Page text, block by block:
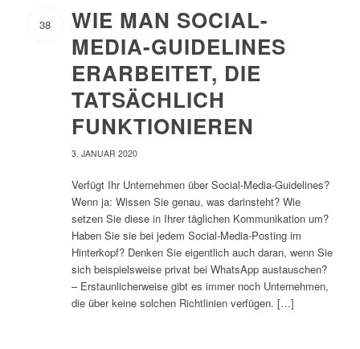
38
WIE MAN SOCIAL-
MEDIA-GUIDELINES
ERARBEITET, DIE
TATSÄCHLICH
FUNKTIONIEREN
3. JANUAR 2020
Verfügt Ihr Unternehmen über Social-Media-Guidelines?
Wenn ja: Wissen Sie genau, was darinsteht? Wie
setzen Sie diese in Ihrer täglichen Kommunikation um?
Haben Sie sie bei jedem Social-Media-Posting im
Hinterkopf? Denken Sie eigentlich auch daran, wenn Sie
sich beispielsweise privat bei WhatsApp austauschen?
– Erstaunlicherweise gibt es immer noch Unternehmen,
die über keine solchen Richtlinien verfügen. […]